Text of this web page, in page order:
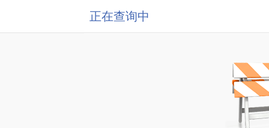
正在查询中